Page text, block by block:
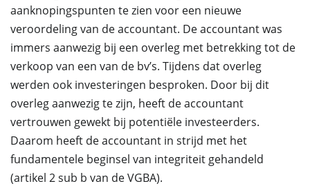
aanknopingspunten te zien voor een nieuwe
veroordeling van de accountant. De accountant was
immers aanwezig bij een overleg met betrekking tot de
verkoop van een van de bv’s. Tijdens dat overleg
werden ook investeringen besproken. Door bij dit
overleg aanwezig te zijn, heeft de accountant
vertrouwen gewekt bij potentiële investeerders.
Daarom heeft de accountant in strijd met het
fundamentele beginsel van integriteit gehandeld
(artikel 2 sub b van de VGBA).